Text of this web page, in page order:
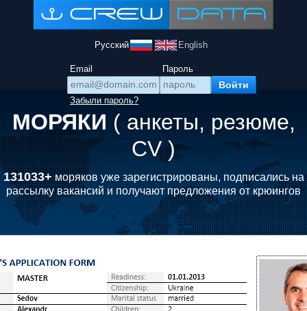
Русский English
Email Пароль
Забыли пароль?
МОРЯКИ ( анкеты, резюме,
CV )
131033+моряков уже зарегистрированы, подписались на
рассылку вакансий и получают предложения от крюингов